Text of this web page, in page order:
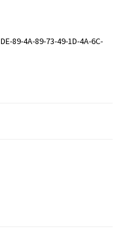
DE-89-4A-89-73-49-1D-4A-6C-